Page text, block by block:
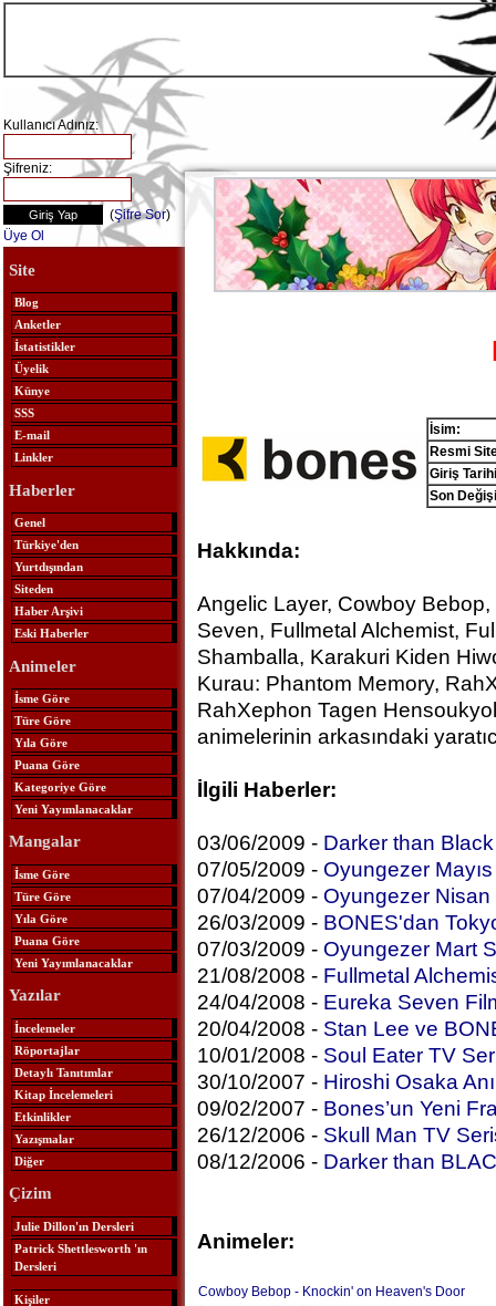
Kullanıcı Adınız:
Şifreniz:
(Şifre Sor)
Üye Ol
Site
Blog
Anketler
İstatistikler
Üyelik
Künye
SSS
E-mail
Linkler
Haberler
Genel
Türkiye'den
Yurtdışından
Siteden
Haber Arşivi
Eski Haberler
Animeler
İsme Göre
Türe Göre
Yıla Göre
Puana Göre
Kategoriye Göre
Yeni Yayımlanacaklar
Mangalar
İsme Göre
Türe Göre
Yıla Göre
Puana Göre
Yeni Yayımlanacaklar
Yazılar
İncelemeler
Röportajlar
Detaylı Tanıtımlar
Kitap İncelemeleri
Etkinlikler
Yazışmalar
Diğer
Çizim
Julie Dillon'ın Dersleri
Patrick Shettlesworth 'ın
Dersleri
Kişiler
İsim:
Resmi
Giriş
Son
Hakkında:
Angelic Layer, Cowboy
Seven, Fullmetal Alchemist,
Shamballa, Karakuri Kiden
Kurau: Phantom Memory,
RahXephon Tagen
animelerinin arkasındaki
İlgili Haberler:
03/06/2009 - Darker than
07/05/2009 - Oyungezer Mayıs
07/04/2009 - Oyungezer Nisan
26/03/2009 - BONES'dan
07/03/2009 - Oyungezer Mart
21/08/2008 - Fullmetal
24/04/2008 - Eureka Seven
20/04/2008 - Stan Lee ve
10/01/2008 - Soul Eater TV
30/10/2007 - Hiroshi Osaka
09/02/2007 - Bones’un Yeni
26/12/2006 - Skull Man TV
08/12/2006 - Darker than
Animeler:
Cowboy Bebop - Knockin' on Heaven's Door